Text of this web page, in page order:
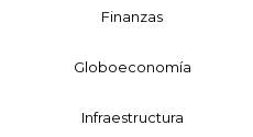
Finanzas
Globoeconomía
Infraestructura